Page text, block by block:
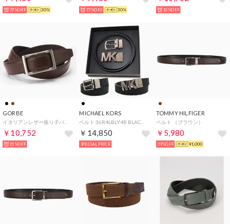
77%OFF 30% 77%OFF 30% 15%OFF
GORBE
￥10,752
15%OFF
MICHAEL KORS
￥14,850
SPECIAL PRICE
TOMMY HILFIGER
ベルト （ブラウン）
￥5,980
39%OFF ¥1,000